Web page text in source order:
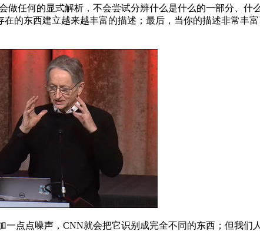
任何的显式解析，不会尝试分辨什么是什么的一部分、什
的东西建立越来越丰富的描述；最后，当你的描述非常丰
点噪声，CNN就会把它识别成完全不同的东西；但我们